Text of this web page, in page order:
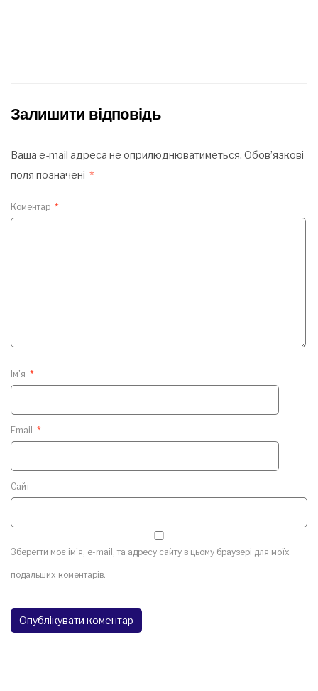
Залишити відповідь
Ваша e-mail адреса не оприлюднюватиметься. Обов’язкові
поля позначені *
Коментар *
Ім'я *
Email *
Сайт
Зберегти моє ім'я, e-mail, та адресу сайту в цьому браузері для моїх
подальших коментарів.